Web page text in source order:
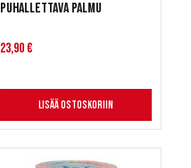
Puhallettava palmu
23,90 €
Lisää ostoskoriin